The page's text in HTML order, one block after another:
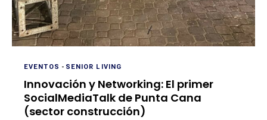
EVENTOS - SENIOR LIVING
Innovación y Networking: El primer
SocialMediaTalk de Punta Cana
(sector construcción)